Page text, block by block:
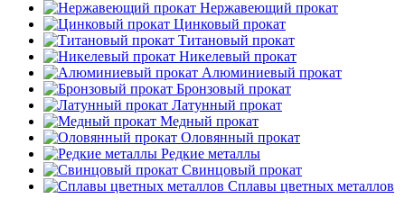
Нержавеющий прокат
Цинковый прокат
Титановый прокат
Никелевый прокат
Алюминиевый прокат
Бронзовый прокат
Латунный прокат
Медный прокат
Оловянный прокат
Редкие металлы
Свинцовый прокат
Сплавы цветных металлов